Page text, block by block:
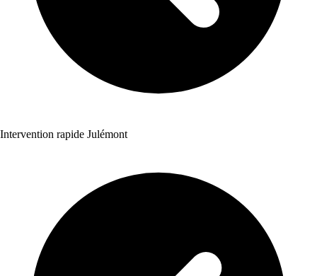
Intervention rapide Julémont